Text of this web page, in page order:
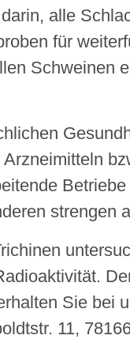
alle
für
Schweinen
strengen
Sie bei
11,